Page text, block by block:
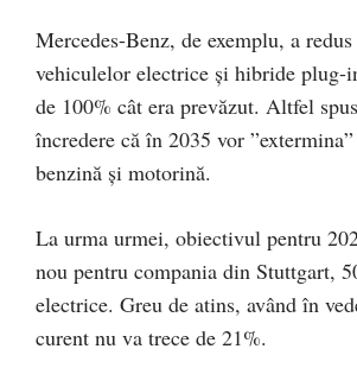
Mercedes-Benz, de exemplu, a
vehiculelor electrice și hibride plug-
de 100% cât era prevăzut. Altfel
încredere că în 2035 vor
benzină și motorină.
La urma urmei, obiectivul pentru
nou pentru compania din Stuttgart,
electrice. Greu de atins, având în
curent nu va trece de 21%.